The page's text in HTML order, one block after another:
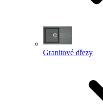
Granitové dřezy